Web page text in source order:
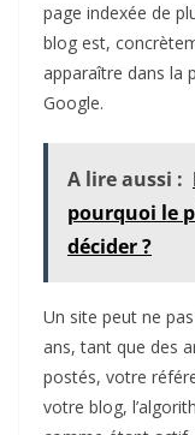
page indexée de
blog est,
apparaître dans la
Google.
A lire aussi :
pourquoi le
décider ?
Un site peut ne
ans, tant que des
postés, votre
votre blog,